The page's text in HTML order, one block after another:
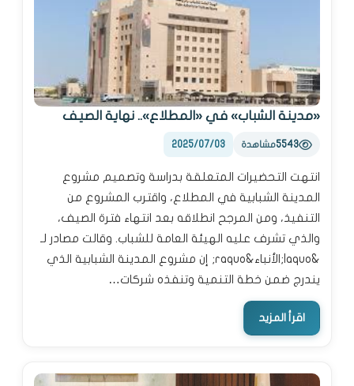
«مدينة الشباب» في «المطلاع».. نهاية الصيف
5543مشاهدة 2025/07/03
انتهت التحضيرات المتعلقة بدراسة وتصميم مشروع
المدينة الشبابية في المطلاع، واقترب المشروع من
التنفيذ، ومن المرجح انطلاقه بعد انتهاء فترة الصيف،
والذي تشرف عليه الهيئة العامة للشباب. وقالت مصادر لـ
&laquo;الأنباء&raquo; إن مشروع المدينة الشبابية الذي
يندرج ضمن خطة التنمية وتنفذه شركات…
اقرأ المزيد